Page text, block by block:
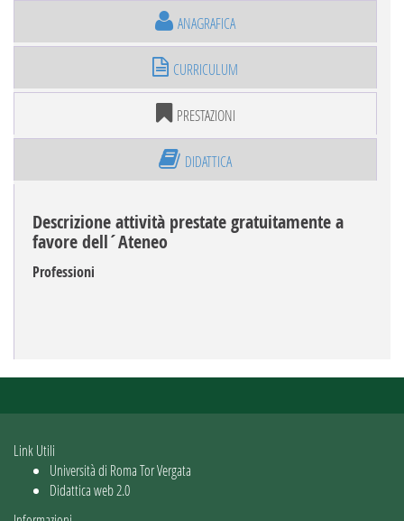
ANAGRAFICA
CURRICULUM
PRESTAZIONI
DIDATTICA
Descrizione attività prestate gratuitamente a
favore dell´Ateneo
Professioni
Link Utili
Università di Roma Tor Vergata
Didattica web 2.0